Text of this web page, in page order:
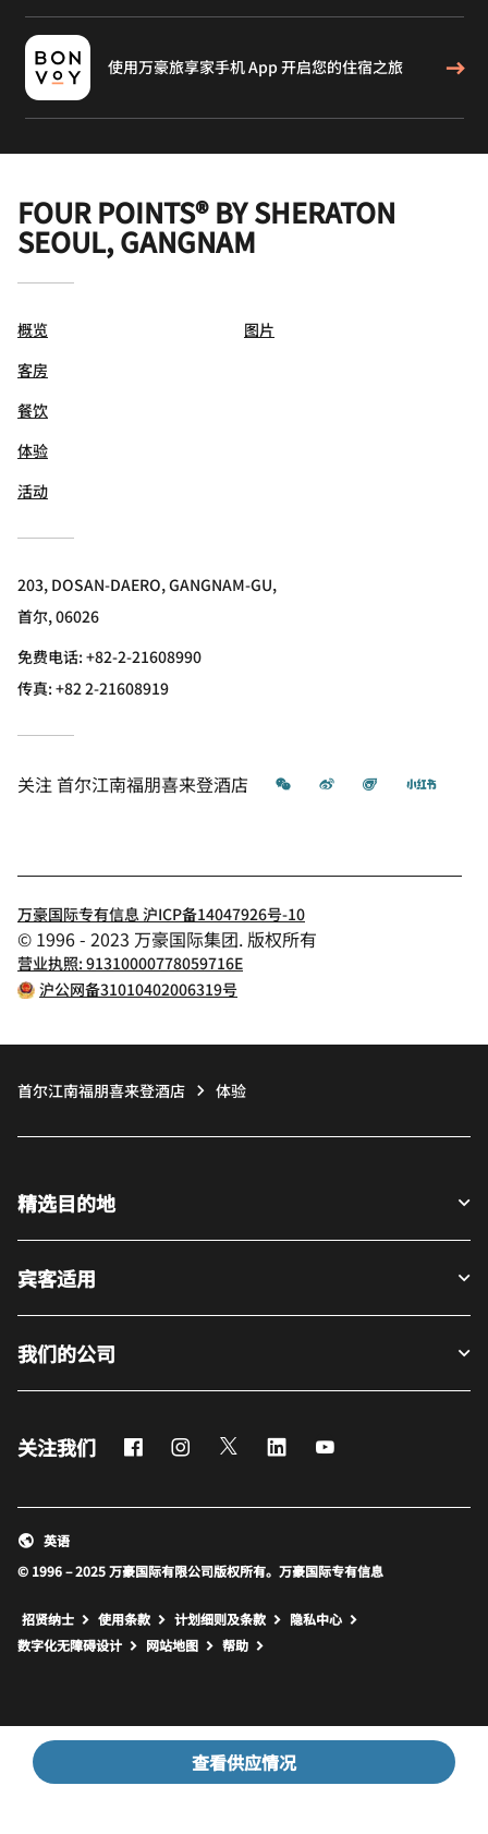
查看供应情况
使用万豪旅享家手机 App 开启您的住宿之旅
FOUR POINTS® BY SHERATON
SEOUL, GANGNAM
概览
客房
餐饮
体验
活动
图片
203, DOSAN-DAERO, GANGNAM-GU,
首尔, 06026
免费电话:+82-2-21608990
传真:+82 2-21608919
关注 首尔江南福朋喜来登酒店 微信 微博 飞猪 小红书
万豪国际专有信息 沪ICP备14047926号-10
© 1996 - 2023 万豪国际集团. 版权所有
营业执照: 91310000778059716E
沪公网备31010402006319号
首尔江南福朋喜来登酒店 体验
精选目的地
宾客适用
我们的公司
关注我们 FacebookInstagram
Twitter LinkedIn
© 1996 – 2025 万豪国际有限公司版权所有。万豪国际专有信息
英语
招贤纳士 使用条款 计划细则及条款
隐私中心
数字化无障碍设计
网站地图 打开新窗口
帮助